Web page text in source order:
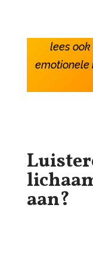
lees
emotionele
aan?